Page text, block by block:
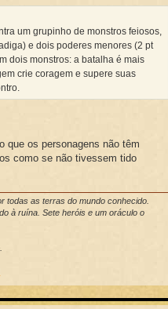
um grupinho de monstros feiosos,
e dois poderes menores (2 pt
dois monstros: a batalha é mais
crie coragem e supere suas
que os personagens não têm
como se não tivessem tido
todas as terras do mundo conhecido.
à ruína. Sete heróis e um oráculo o